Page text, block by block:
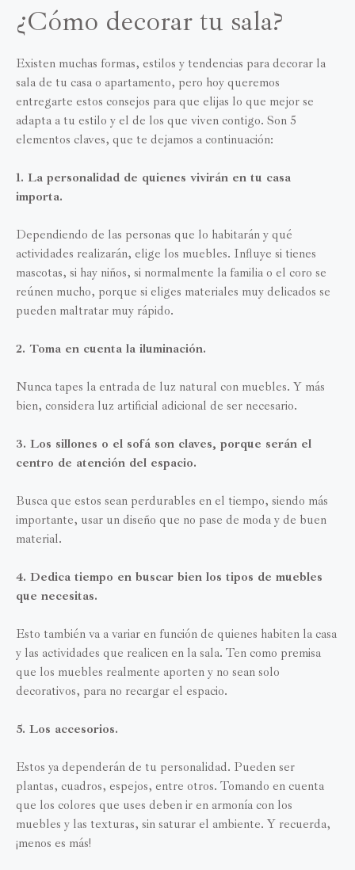
¿Cómo decorar tu sala?
Existen muchas formas, estilos y tendencias para decorar la
sala de tu casa o apartamento, pero hoy queremos
entregarte estos consejos para que elijas lo que mejor se
adapta a tu estilo y el de los que viven contigo. Son 5
elementos claves, que te dejamos a continuación:
1. La personalidad de quienes vivirán en tu casa
importa.
Dependiendo de las personas que lo habitarán y qué
actividades realizarán, elige los muebles. Influye si tienes
mascotas, si hay niños, si normalmente la familia o el coro se
reúnen mucho, porque si eliges materiales muy delicados se
pueden maltratar muy rápido.
2. Toma en cuenta la iluminación.
Nunca tapes la entrada de luz natural con muebles. Y más
bien, considera luz artificial adicional de ser necesario.
3. Los sillones o el sofá son claves, porque serán el
centro de atención del espacio.
Busca que estos sean perdurables en el tiempo, siendo más
importante, usar un diseño que no pase de moda y de buen
material.
4. Dedica tiempo en buscar bien los tipos de muebles
que necesitas.
Esto también va a variar en función de quienes habiten la casa
y las actividades que realicen en la sala. Ten como premisa
que los muebles realmente aporten y no sean solo
decorativos, para no recargar el espacio.
5. Los accesorios.
Estos ya dependerán de tu personalidad. Pueden ser
plantas, cuadros, espejos, entre otros. Tomando en cuenta
que los colores que uses deben ir en armonía con los
muebles y las texturas, sin saturar el ambiente. Y recuerda,
¡menos es más!